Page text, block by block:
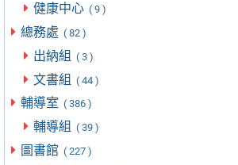
健康中心 ( 9 )
總務處 ( 82 )
出納組 ( 3 )
文書組 ( 44 )
輔導室 ( 386 )
輔導組 ( 39 )
圖書館 ( 227 )